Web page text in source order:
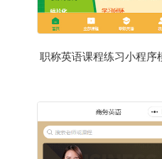
职称英语课程练习小程序